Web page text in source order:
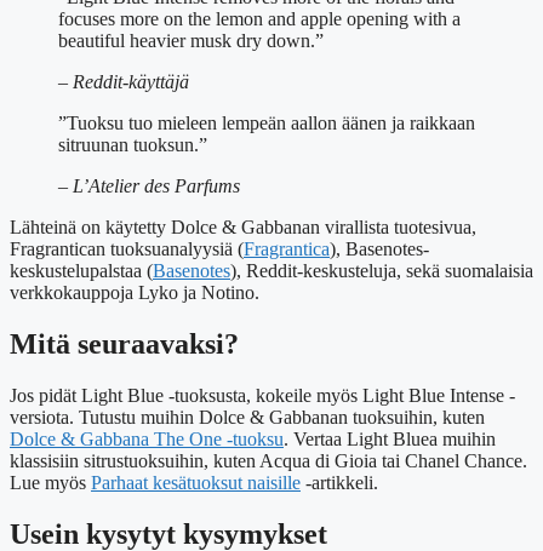
focuses more on the lemon and apple opening with a
beautiful heavier musk dry down.”
– Reddit-käyttäjä
”Tuoksu tuo mieleen lempeän aallon äänen ja raikkaan
sitruunan tuoksun.”
– L’Atelier des Parfums
Lähteinä on käytetty Dolce & Gabbanan virallista tuotesivua,
Fragrantican tuoksuanalyysiä (Fragrantica), Basenotes-
keskustelupalstaa (Basenotes), Reddit-keskusteluja, sekä suomalaisia
verkkokauppoja Lyko ja Notino.
Mitä seuraavaksi?
Jos pidät Light Blue -tuoksusta, kokeile myös Light Blue Intense -
versiota. Tutustu muihin Dolce & Gabbanan tuoksuihin, kuten
Dolce & Gabbana The One -tuoksu. Vertaa Light Bluea muihin
klassisiin sitrustuoksuihin, kuten Acqua di Gioia tai Chanel Chance.
Lue myös Parhaat kesätuoksut naisille -artikkeli.
Usein kysytyt kysymykset